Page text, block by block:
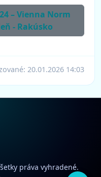
– Vienna Norm
- Rakúsko
20.01.2026 14:03
práva vyhradené.